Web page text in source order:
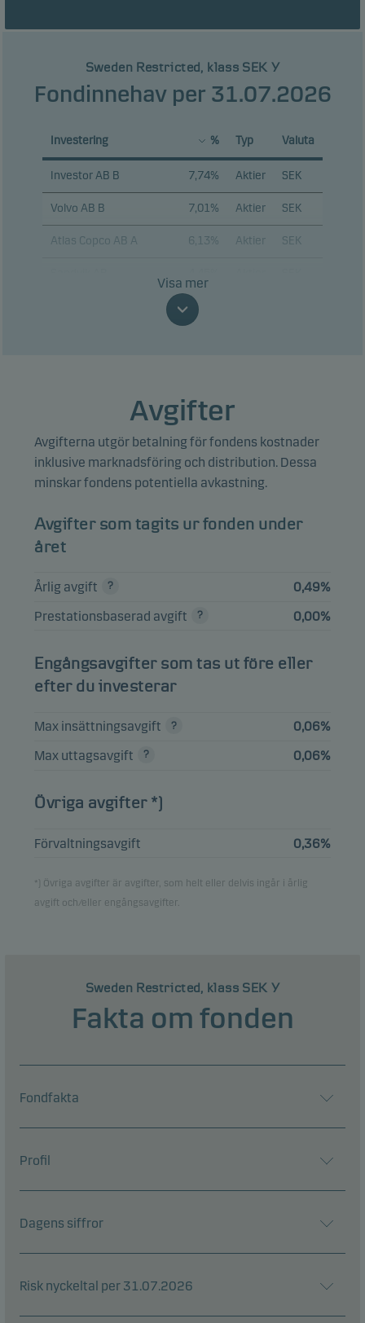
Sweden Restricted, klass SEK Y
Fondinnehav per 31.07.2026
Investering % Typ Valuta
Investor AB B 7,74% Aktier SEK
Volvo AB B 7,01% Aktier SEK
Atlas Copco AB A 6,13% Aktier SEK
4,34%
Assa Abloy AB B 3,88%
Telefonaktiebolaget LM
Ericsson B
3,08% Aktier SEK
Visa mer
Avgifter
Avgifterna utgör betalning för fondens kostnader
inklusive marknadsföring och distribution. Dessa
minskar fondens potentiella avkastning.
Avgifter som tagits ur fonden under
året
Årlig avgift
0,49%
Prestationsbaserad avgift
0,00%
Engångsavgifter som tas ut före eller
efter du investerar
Max insättningsavgift
0,06%
Max uttagsavgift
0,06%
Övriga avgifter *)
Förvaltningsavgift 0,36%
*) Övriga avgifter är avgifter, som helt eller delvis ingår i årlig
avgift och/eller engångsavgifter.
Sweden Restricted, klass SEK Y
Fakta om fonden
Fondfakta
Profil
Dagens siffror
Risk nyckeltal per 31.07.2026